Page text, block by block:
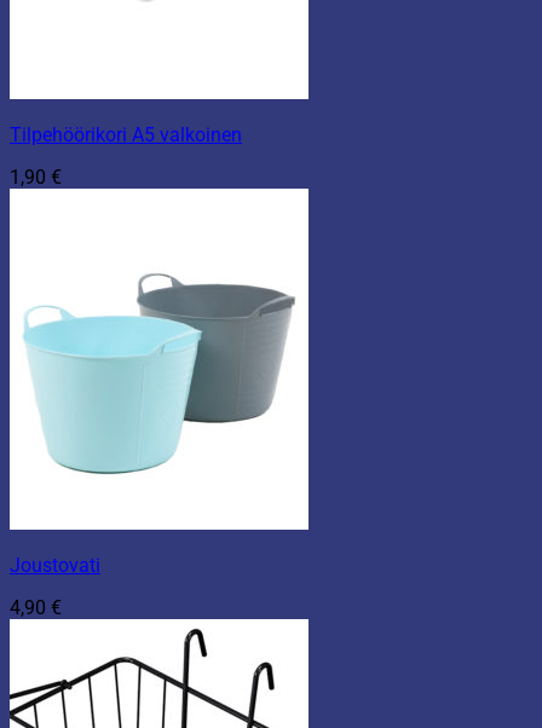
Tilpehöörikori A5 valkoinen
1,90 €
Joustovati
4,90 €